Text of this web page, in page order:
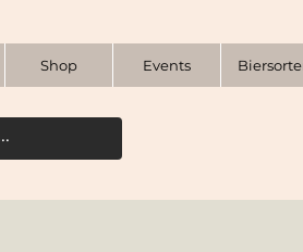
Shop Events